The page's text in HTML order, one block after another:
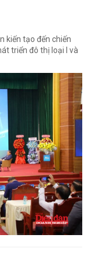
kiến tạo đến chiến
triển đô thị loại I và